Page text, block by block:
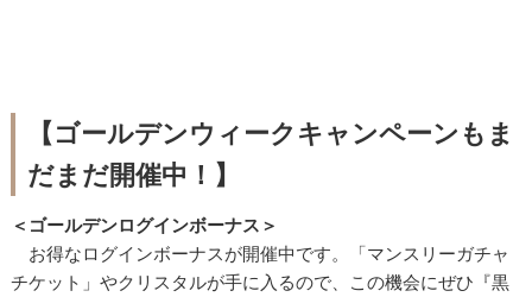
【ゴールデンウィークキャンペーンもま
だまだ開催中！】
＜ゴールデンログインボーナス＞
お得なログインボーナスが開催中です。「マンスリーガチャ
チケット」やクリスタルが手に入るので、この機会にぜひ『黒